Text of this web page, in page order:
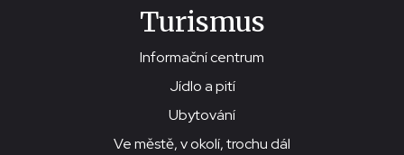
Turismus
Informační centrum
Jídlo a pití
Ubytování
Ve městě, v okolí, trochu dál